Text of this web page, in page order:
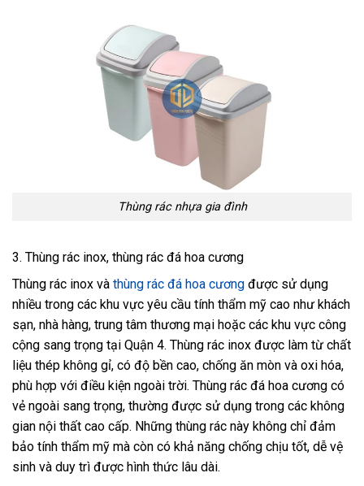
Thùng rác nhựa gia đình
3. Thùng rác inox, thùng rác đá hoa cương
Thùng rác inox và thùng rác đá hoa cương được sử dụng
nhiều trong các khu vực yêu cầu tính thẩm mỹ cao như khách
sạn, nhà hàng, trung tâm thương mại hoặc các khu vực công
cộng sang trọng tại Quận 4. Thùng rác inox được làm từ chất
liệu thép không gỉ, có độ bền cao, chống ăn mòn và oxi hóa,
phù hợp với điều kiện ngoài trời. Thùng rác đá hoa cương có
vẻ ngoài sang trọng, thường được sử dụng trong các không
gian nội thất cao cấp. Những thùng rác này không chỉ đảm
bảo tính thẩm mỹ mà còn có khả năng chống chịu tốt, dễ vệ
sinh và duy trì được hình thức lâu dài.